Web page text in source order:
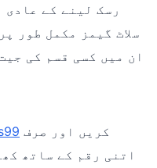
رسک لینے کے عادی
سلاٹ گیمز مکمل طور
ان میں کسی قسم کی
اتنی رقم کے ساتھ